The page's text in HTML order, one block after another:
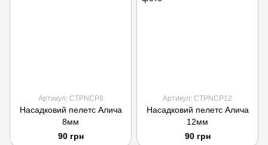
Артикул: CTPNCP8
Насадковий пелетс Алича
8мм
90 грн
Артикул: CTPNCP12
Насадковий пелетс Алича
12мм
90 грн